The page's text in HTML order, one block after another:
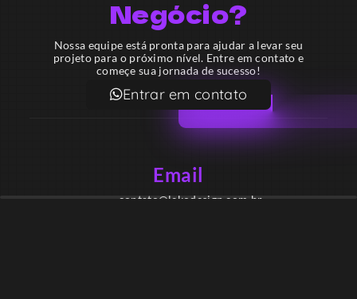
Negócio?
Nossa equipe está pronta para ajudar a levar seu
projeto para o próximo nível. Entre em contato e
começe sua jornada de sucesso!
Entrar em contato
Email
contato@lekodesign.com.br